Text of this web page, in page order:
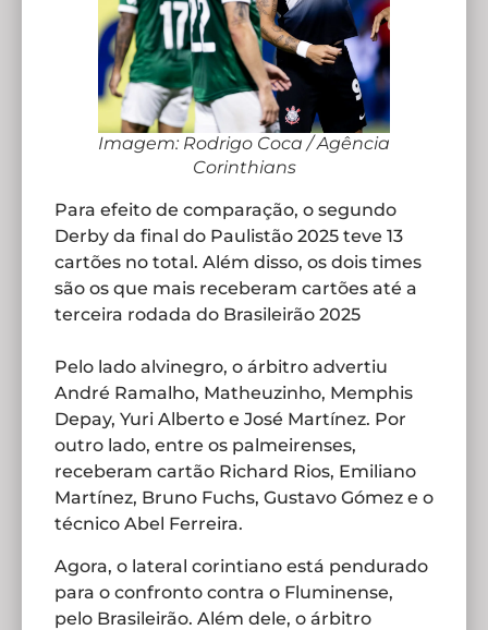
Imagem: Rodrigo Coca / Agência
Corinthians
Para efeito de comparação, o segundo
Derby da final do Paulistão 2025 teve 13
cartões no total. Além disso, os dois times
são os que mais receberam cartões até a
terceira rodada do Brasileirão 2025
Pelo lado alvinegro, o árbitro advertiu
André Ramalho, Matheuzinho, Memphis
Depay, Yuri Alberto e José Martínez. Por
outro lado, entre os palmeirenses,
receberam cartão Richard Rios, Emiliano
Martínez, Bruno Fuchs, Gustavo Gómez e o
técnico Abel Ferreira.
Agora, o lateral corintiano está pendurado
para o confronto contra o Fluminense,
pelo Brasileirão. Além dele, o árbitro